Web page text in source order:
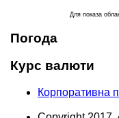
Для показа
Погода
Курс валюти
Корпоративна